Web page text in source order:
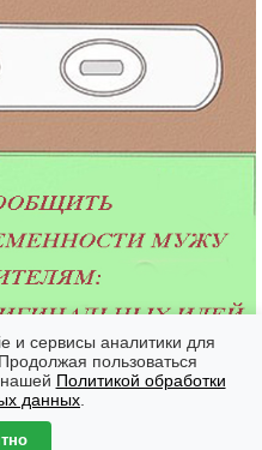
Часовой пояс: GMT + 7
Software © phpBB Limited
сервисы аналитики для
пользоваться
Политикой обработки
данных